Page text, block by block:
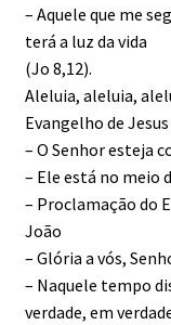
– Aquele que me
terá a luz da vida
(Jo 8,12).
Aleluia, aleluia,
Evangelho de
– O Senhor esteja
– Ele está no meio
– Proclamação do
João
– Glória a vós,
– Naquele tempo
verdade, em